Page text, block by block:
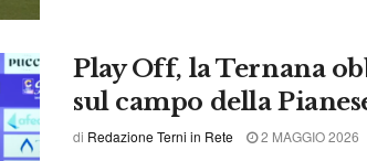
Play Off, la Ternana
sul campo della
di Redazione Terni in Rete 2 MAGGIO 2026